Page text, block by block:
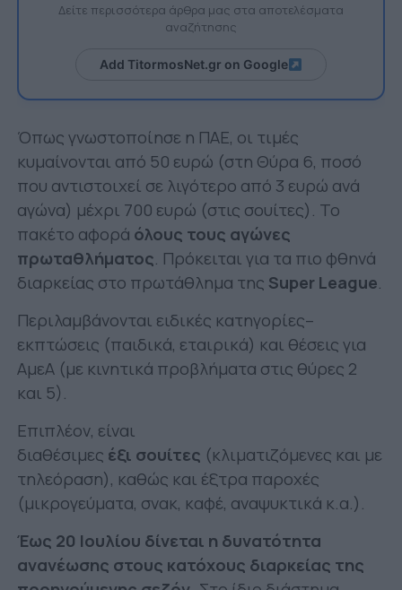
Δείτε περισσότερα άρθρα μας στα αποτελέσματα
αναζήτησης
Add TitormosNet.gr on Google
Όπως γνωστοποίησε η ΠΑΕ, οι τιμές
κυμαίνονται από 50 ευρώ (στη Θύρα 6, ποσό
που αντιστοιχεί σε λιγότερο από 3 ευρώ ανά
αγώνα) μέχρι 700 ευρώ (στις σουίτες). Το
πακέτο αφορά όλους τους αγώνες
πρωταθλήματος. Πρόκειται για τα πιο φθηνά
διαρκείας στο πρωτάθλημα της Super League.
Περιλαμβάνονται ειδικές κατηγορίες–
εκπτώσεις (παιδικά, εταιρικά) και θέσεις για
ΑμεΑ (με κινητικά προβλήματα στις θύρες 2
και 5).
Επιπλέον, είναι
διαθέσιμες έξι σουίτες (κλιματιζόμενες και με
τηλεόραση), καθώς και έξτρα παροχές
(μικρογεύματα, σνακ, καφέ, αναψυκτικά κ.α.).
Έως 20 Ιουλίου δίνεται η δυνατότητα
ανανέωσης στους κατόχους διαρκείας της